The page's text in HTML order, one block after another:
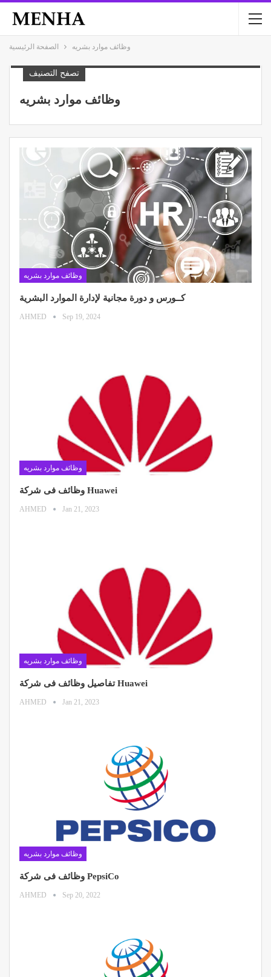
الصفحة الرئيسية وظائف موارد بشريه
تصفح التصنيف
وظائف موارد بشريه
وظائف موارد بشريه
كــورس و دورة مجانية لإدارة الموارد البشرية
AHMED Sep 19, 2024
وظائف موارد بشريه
وظائف فى شركة Huawei
AHMED Jan 21, 2023
وظائف موارد بشريه
تفاصيل وظائف فى شركة Huawei
AHMED Jan 21, 2023
وظائف موارد بشريه
وظائف فى شركة PepsiCo
AHMED Sep 20, 2022